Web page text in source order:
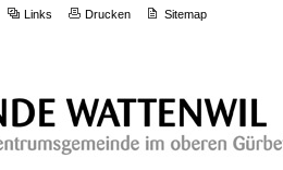
Links Drucken Sitemap